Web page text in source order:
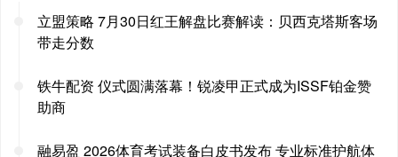
立盟策略 7月30日红王解盘比赛解读：贝西克塔斯客场
带走分数
铁牛配资 仪式圆满落幕！锐凌甲正式成为ISSF铂金赞
助商
融易盈 2026体育考试装备白皮书发布 专业标准护航体